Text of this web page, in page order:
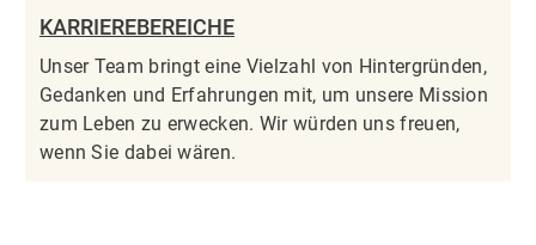
KARRIEREBEREICHE
Unser Team bringt eine Vielzahl von Hintergründen,
Gedanken und Erfahrungen mit, um unsere Mission
zum Leben zu erwecken. Wir würden uns freuen,
wenn Sie dabei wären.